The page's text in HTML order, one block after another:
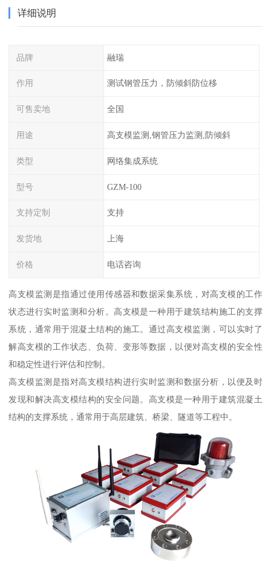
详细说明
品牌 融瑞
作用 测试钢管压力，防倾斜防位移
可售卖地 全国
用途 高支模监测,钢管压力监测,防倾斜
类型 网络集成系统
型号 GZM-100
支持定制 支持
发货地 上海
价格 电话咨询
高支模监测是指通过使用传感器和数据采集系统，对高支模的工作
状态进行实时监测和分析。高支模是一种用于建筑结构施工的支撑
系统，通常用于混凝土结构的施工。通过高支模监测，可以实时了
解高支模的工作状态、负荷、变形等数据，以便对高支模的安全性
和稳定性进行评估和控制。
高支模监测是指对高支模结构进行实时监测和数据分析，以便及时
发现和解决高支模结构的安全问题。高支模是一种用于建筑混凝土
结构的支撑系统，通常用于高层建筑、桥梁、隧道等工程中。